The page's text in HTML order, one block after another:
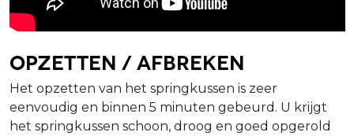
Opzetten / afbreken
Het opzetten van het springkussen is zeer
eenvoudig en binnen 5 minuten gebeurd. U krijgt
het springkussen schoon, droog en goed opgerold